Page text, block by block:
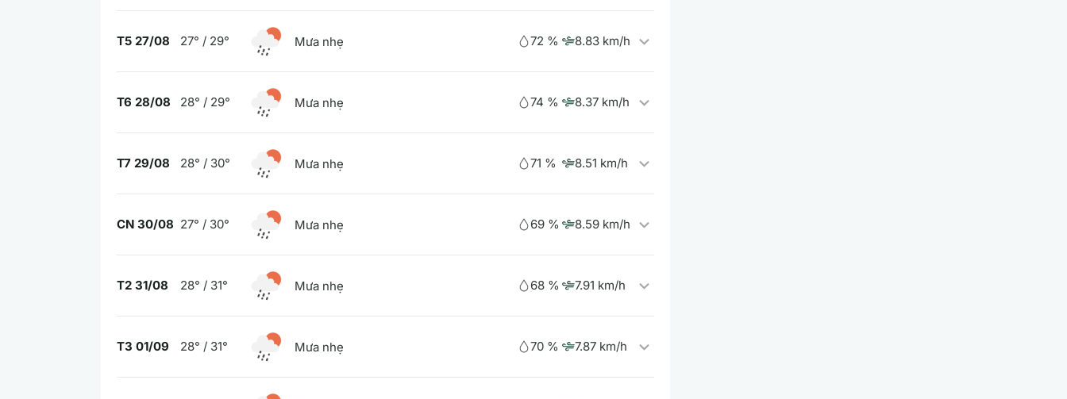
T5 27/08 27° / 29° Mưa nhẹ 72 % 8.83 km/h
T6 28/08 28° / 29° Mưa nhẹ 74 % 8.37 km/h
T7 29/08 28° / 30° Mưa nhẹ 71 % 8.51 km/h
CN 30/08 27° / 30° Mưa nhẹ 69 % 8.59 km/h
T2 31/08 28° / 31° Mưa nhẹ 68 % 7.91 km/h
T3 01/09 28° / 31° Mưa nhẹ 70 % 7.87 km/h